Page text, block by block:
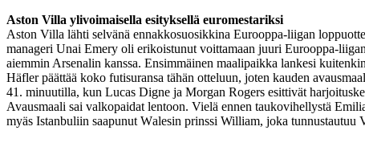
Aston Villa ylivoimaisella esityksellä euromestariksi
Aston Villa lähti selvänä ennakkosuosikkina Eurooppa-liigan
manageri Unai Emery oli erikoistunut voittamaan juuri Eurooppa-
aiemmin Arsenalin kanssa. Ensimmäinen maalipaikka lankesi
Häfler päättää koko futisuransa tähän otteluun, joten kauden
41. minuutilla, kun Lucas Digne ja Morgan Rogers esittivät
Avausmaali sai valkopaidat lentoon. Vielä ennen taukovihellystä
myäs Istanbuliin saapunut Walesin prinssi William, joka tunnustautuu